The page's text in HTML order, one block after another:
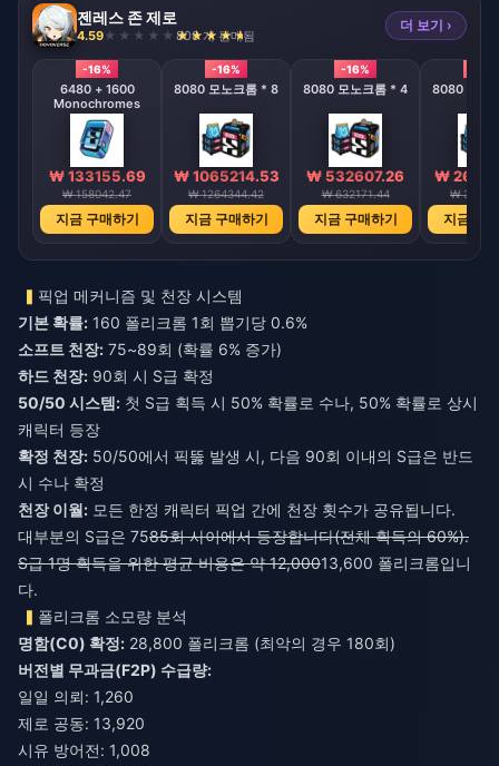
젠레스 존 제로
4.59 808 개 판매됨
더 보기 ›
-16%
6480 + 1600
Monochromes
₩ 133155.69
₩ 158042.47
지금 구매하기
-16%
8080 모노크롬 * 8
₩ 1065214.53
₩ 1264344.42
지금 구매하기
-16%
8080 모노크롬 * 4
₩ 532607.26
₩ 632171.44
지금 구매하기
8080 모노
₩
₩
지금 구
픽업 메커니즘 및 천장 시스템
기본 확률: 160 폴리크롬 1회 뽑기당 0.6%
소프트 천장: 75~89회 (확률 6% 증가)
하드 천장: 90회 시 S급 확정
50/50 시스템: 첫 S급 획득 시 50% 확률로 수나, 50% 확률로 상시
캐릭터 등장
확정 천장: 50/50에서 픽뚫 발생 시, 다음 90회 이내의 S급은 반드
시 수나 확정
천장 이월: 모든 한정 캐릭터 픽업 간에 천장 횟수가 공유됩니다.
대부분의 S급은 7585회 사이에서 등장합니다(전체 획득의 60%).
S급 1명 획득을 위한 평균 비용은 약 12,00013,600 폴리크롬입니
다.
폴리크롬 소모량 분석
명함(C0) 확정: 28,800 폴리크롬 (최악의 경우 180회)
버전별 무과금(F2P) 수급량:
일일 의뢰: 1,260
제로 공동: 13,920
시유 방어전: 1,008